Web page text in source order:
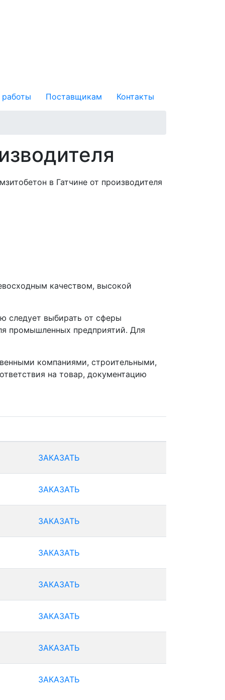
Поставщикам Контакты
качеством, высокой
следует выбирать от сферы
промышленных предприятий. Для
компаниями, строительными,
на товар, документацию
ЗАКАЗАТЬ
ЗАКАЗАТЬ
ЗАКАЗАТЬ
ЗАКАЗАТЬ
ЗАКАЗАТЬ
ЗАКАЗАТЬ
ЗАКАЗАТЬ
ЗАКАЗАТЬ